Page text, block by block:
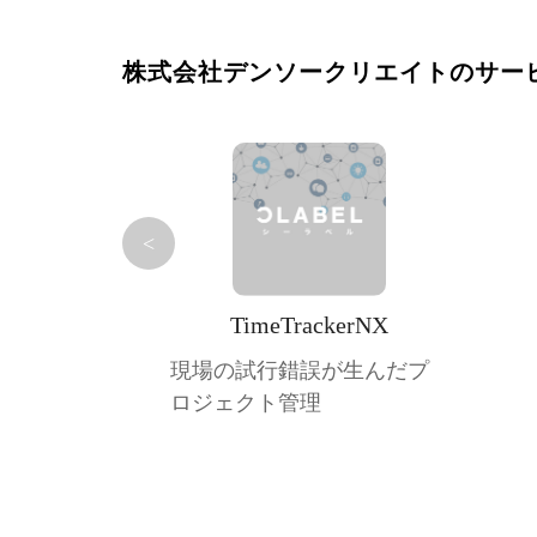
株式会社デンソークリエイトのサー
TimeTrackerNX
現場の試行錯誤が生んだプ
ロジェクト管理
<